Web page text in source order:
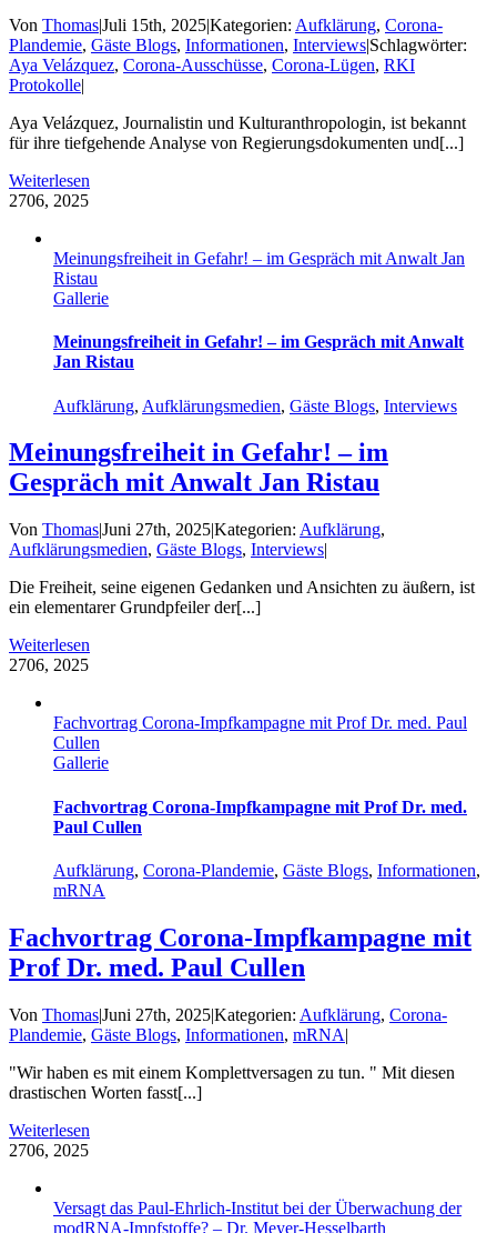
Von Thomas|Juli 15th, 2025|Kategorien: Aufklärung, Corona-
Plandemie, Gäste Blogs, Informationen, Interviews|Schlagwörter:
Aya Velázquez, Corona-Ausschüsse, Corona-Lügen, RKI
Protokolle|
Aya Velázquez, Journalistin und Kulturanthropologin, ist bekannt
für ihre tiefgehende Analyse von Regierungsdokumenten und[...]
Weiterlesen
2706, 2025
Meinungsfreiheit in Gefahr! – im Gespräch mit Anwalt Jan
Ristau
Gallerie
Meinungsfreiheit in Gefahr! – im Gespräch mit Anwalt
Jan Ristau
Aufklärung, Aufklärungsmedien, Gäste Blogs, Interviews
Meinungsfreiheit in Gefahr! – im
Gespräch mit Anwalt Jan Ristau
Von Thomas|Juni 27th, 2025|Kategorien: Aufklärung,
Aufklärungsmedien, Gäste Blogs, Interviews|
Die Freiheit, seine eigenen Gedanken und Ansichten zu äußern, ist
ein elementarer Grundpfeiler der[...]
Weiterlesen
2706, 2025
Fachvortrag Corona-Impfkampagne mit Prof Dr. med. Paul
Cullen
Gallerie
Fachvortrag Corona-Impfkampagne mit Prof Dr. med.
Paul Cullen
Aufklärung, Corona-Plandemie, Gäste Blogs, Informationen,
mRNA
Fachvortrag Corona-Impfkampagne mit
Prof Dr. med. Paul Cullen
Von Thomas|Juni 27th, 2025|Kategorien: Aufklärung, Corona-
Plandemie, Gäste Blogs, Informationen, mRNA|
"Wir haben es mit einem Komplettversagen zu tun. " Mit diesen
drastischen Worten fasst[...]
Weiterlesen
2706, 2025
Versagt das Paul-Ehrlich-Institut bei der Überwachung der
modRNA-Impfstoffe? – Dr. Meyer-Hesselbarth